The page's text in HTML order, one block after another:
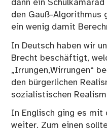
dann ein
den Gauß-Algorithmus
ein wenig damit
In Deutsch haben wir
Brecht beschäftigt,
„Irrungen,Wirrungen“
den bürgerlichen
sozialistischen
In Englisch ging es mit
weiter. Zum einen